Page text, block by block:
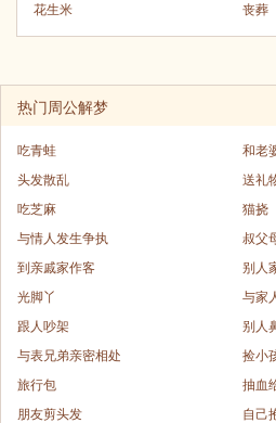
花生米
丧葬
热门周公解梦
吃青蛙
和老
头发散乱
送礼
吃芝麻
猫挠
与情人发生争执
叔父
到亲戚家作客
别人
光脚丫
与家
跟人吵架
别人
与表兄弟亲密相处
捡小
旅行包
抽血
朋友剪头发
自己